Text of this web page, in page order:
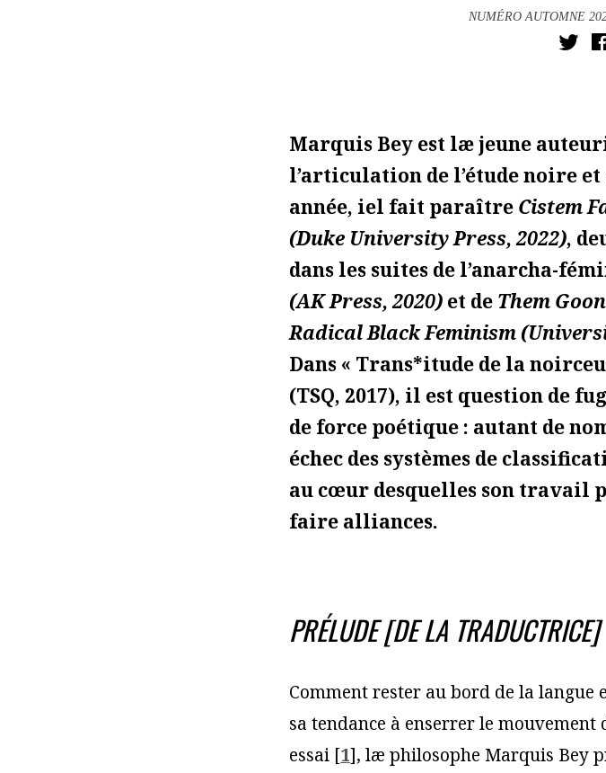
NUMÉRO AUTOMNE
Marquis Bey est læ jeune
l’articulation de l’étude noire
année, iel fait paraître Cistem
(Duke University Press, 2022),
dans les suites de l’anarcha-
(AK Press, 2020) et de Them
Radical Black Feminism
Dans « Trans*itude de la
(TSQ, 2017), il est question de
de force poétique : autant de
échec des systèmes de
au cœur desquelles son travail
faire alliances.
PRÉLUDE [DE LA TRADUCTRICE]
Comment rester au bord de la langue
sa tendance à enserrer le mouvement
essai [1], læ philosophe Marquis Bey